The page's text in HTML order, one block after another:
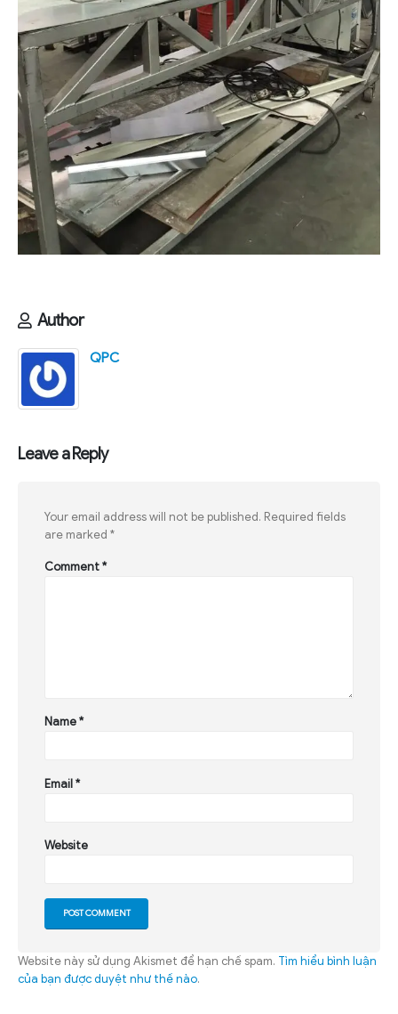
Author
QPC
Leave a Reply
Your email address will not be published. Required fields
are marked *
Comment*
Name*
Email*
Website
Website này sử dụng Akismet để hạn chế spam. Tìm hiểu bình luận
của bạn được duyệt như thế nào.